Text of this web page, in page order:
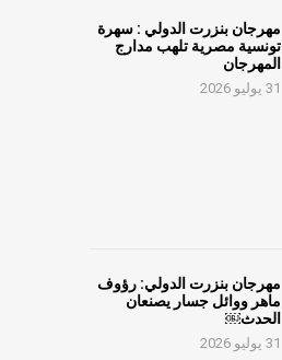
مهرجان بنزرت الدولي : سهرة
تونسية مصرية تلهب مدارج
المهرجان
31 يوليو 2026
مهرجان بنزرت الدولي: رؤوف
ماهر ووائل جسار يصنعان
الحدث￼
31 يوليو 2026